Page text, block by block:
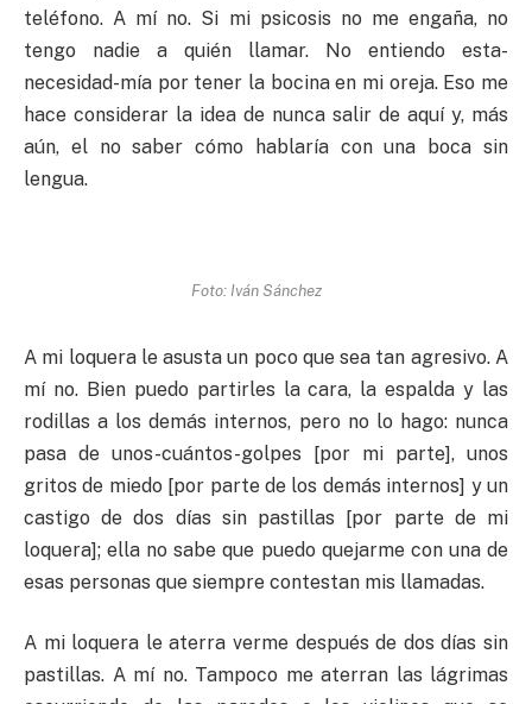
teléfono. A mí no. Si mi psicosis no me engaña, no
tengo nadie a quién llamar. No entiendo esta-
necesidad-mía por tener la bocina en mi oreja. Eso me
hace considerar la idea de nunca salir de aquí y, más
aún, el no saber cómo hablaría con una boca sin
lengua.
Foto: Iván Sánchez
A mi loquera le asusta un poco que sea tan agresivo. A
mí no. Bien puedo partirles la cara, la espalda y las
rodillas a los demás internos, pero no lo hago: nunca
pasa de unos-cuántos-golpes [por mi parte], unos
gritos de miedo [por parte de los demás internos] y un
castigo de dos días sin pastillas [por parte de mi
loquera]; ella no sabe que puedo quejarme con una de
esas personas que siempre contestan mis llamadas.
A mi loquera le aterra verme después de dos días sin
pastillas. A mí no. Tampoco me aterran las lágrimas